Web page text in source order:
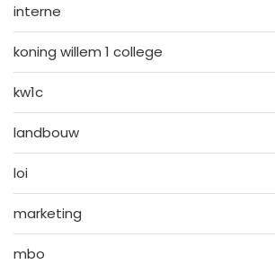
interne
koning willem 1 college
kw1c
landbouw
loi
marketing
mbo